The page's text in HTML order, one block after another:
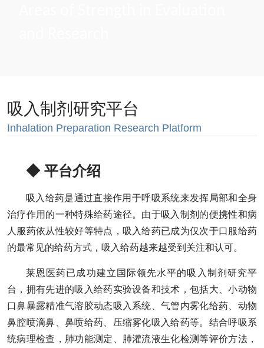
吸入制剂研究平台
Inhalation Preparation Research Platform
◆ 平台介绍
吸入给药是通过直接作用于呼吸系统来发挥局部和全身
治疗作用的一种特殊给药途径。由于吸入制剂的便携性和病
人服药依从性较好等特点，吸入给药已成为仅次于口服给药
的最常见的给药方式，吸入给药越来越受到关注和认可。
莱恩医药已成功建立国际领先水平的吸入制剂研究平
台，拥有先进的吸入给药实验设备和技术，包括大、小动物
口鼻暴露精准气溶胶动态吸入系统、气管内雾化给药、动物
鼻腔喷滴鼻、鼻喷给药、压缩雾化吸入给药等。结合呼吸系
统病理检查，肺功能测定、肺灌流液生化检测等评价方法，